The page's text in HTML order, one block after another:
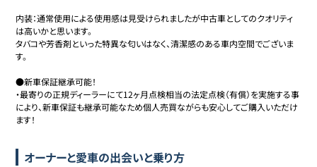
内装：通常使用による使用感は見受けられましたが中古車としてのクオリティ
は高いかと思います。
タバコや芳香剤といった特異な匂いはなく、清潔感のある車内空間でございま
す。
●新車保証継承可能！
・最寄りの正規ディーラーにて12ヶ月点検相当の法定点検（有償）を実施する事
により、新車保証も継承可能なため個人売買ながらも安心してご購入いただけ
ます！
オーナーと愛車の出会いと乗り方